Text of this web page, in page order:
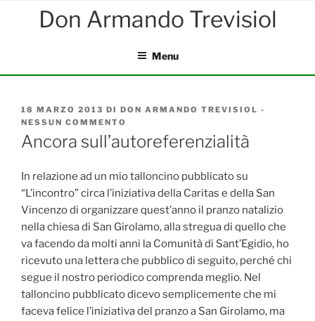
Menu
PUBBLICATO
IL
18 MARZO 2013 DI DON ARMANDO TREVISIOL -
NESSUN COMMENTO
ANCORA
SULL’AUTOREFERENZIALITÀ
Ancora sull’autoreferenzialità
In relazione ad un mio talloncino pubblicato su
“L’incontro” circa l’iniziativa della Caritas e della San
Vincenzo di organizzare quest’anno il pranzo natalizio
nella chiesa di San Girolamo, alla stregua di quello che
va facendo da molti anni la Comunità di Sant’Egidio, ho
ricevuto una lettera che pubblico di seguito, perché chi
segue il nostro periodico comprenda meglio. Nel
talloncino pubblicato dicevo semplicemente che mi
faceva felice l’iniziativa del pranzo a San Girolamo, ma